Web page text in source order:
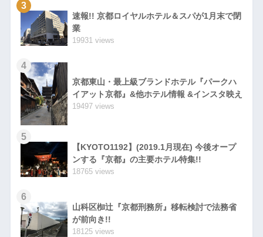
3
速報!! 京都ロイヤルホテル＆スパが1月末で閉
業
19931 views
4
京都東山・最上級ブランドホテル『パークハ
イアット京都』&他ホテル情報 &インスタ映え
19497 views
5
【KYOTO1192】(2019.1月現在) 今後オープ
ンする『京都』の主要ホテル特集!!
18765 views
6
山科区椥辻『京都刑務所』移転検討で法務省
が前向き!!
18125 views